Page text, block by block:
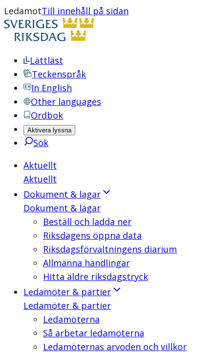
LedamotTill innehåll på sidan
Lättläst
Teckenspråk
In English
Other languages
Ordbok
Aktivera lyssna
Sök
Aktuellt
Aktuellt
Dokument & lagar
Dokument & lagar
Beställ och ladda ner
Riksdagens öppna data
Riksdagsförvaltningens diarium
Allmänna handlingar
Hitta äldre riksdagstryck
Ledamöter & partier
Ledamöter & partier
Ledamöterna
Så arbetar ledamöterna
Ledamöternas arvoden och villkor